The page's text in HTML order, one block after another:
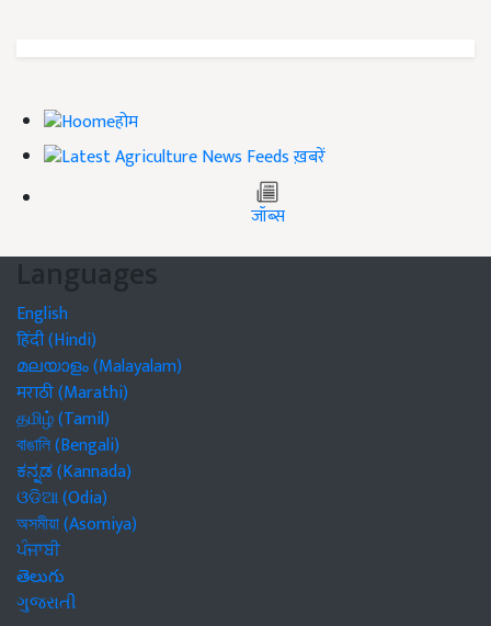
होम
ख़बरें
जॉब्स
Languages
English
हिंदी (Hindi)
മലയാളം (Malayalam)
मराठी (Marathi)
தமிழ் (Tamil)
বাঙালি (Bengali)
ಕನ್ನಡ (Kannada)
ଓଡିଆ (Odia)
অসমীয়া (Asomiya)
ਪੰਜਾਬੀ
తెలుగు
ગુજરાતી